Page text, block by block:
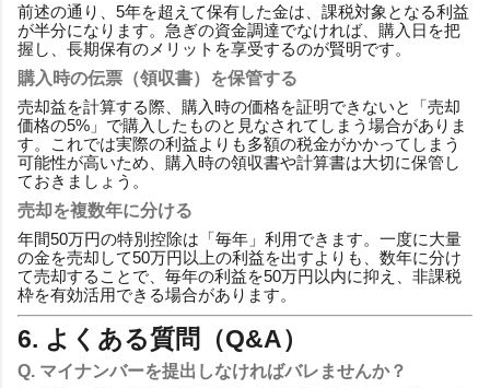
前述の通り、5年を超えて保有した金は、課税対象となる利益
が半分になります。急ぎの資金調達でなければ、購入日を把
握し、長期保有のメリットを享受するのが賢明です。
購入時の伝票（領収書）を保管する
売却益を計算する際、購入時の価格を証明できないと「売却
価格の5%」で購入したものと見なされてしまう場合がありま
す。これでは実際の利益よりも多額の税金がかかってしまう
可能性が高いため、購入時の領収書や計算書は大切に保管し
ておきましょう。
売却を複数年に分ける
年間50万円の特別控除は「毎年」利用できます。一度に大量
の金を売却して50万円以上の利益を出すよりも、数年に分け
て売却することで、毎年の利益を50万円以内に抑え、非課税
枠を有効活用できる場合があります。
6. よくある質問（Q&A）
Q. マイナンバーを提出しなければバレませんか？